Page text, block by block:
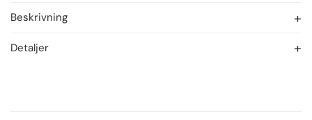
Beskrivning
Detaljer